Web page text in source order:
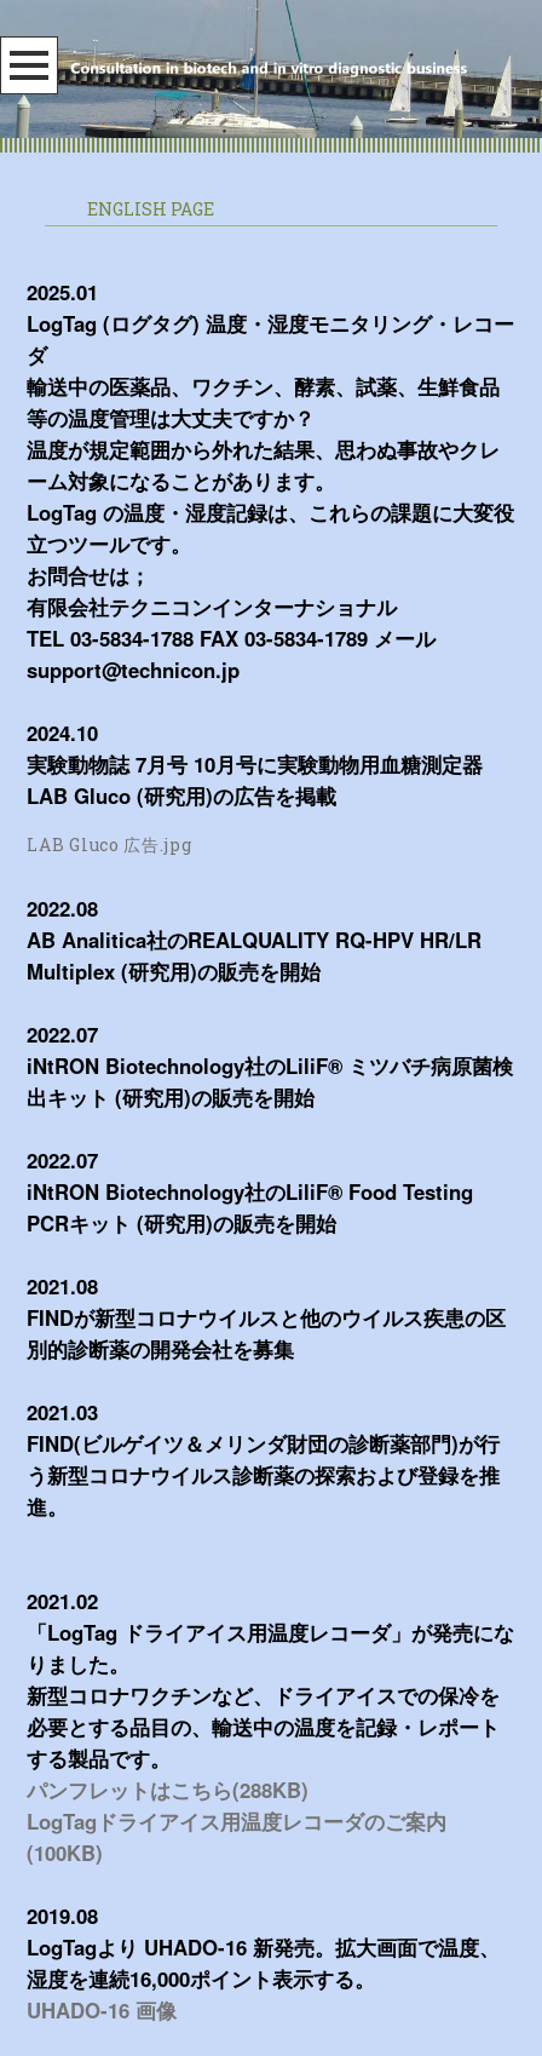
ENGLISH PAGE
2025.01
LogTag (ログタグ) 温度・湿度モニタリング・レコー
ダ
輸送中の医薬品、ワクチン、酵素、試薬、生鮮食品
等の温度管理は大丈夫ですか？
温度が規定範囲から外れた結果、思わぬ事故やクレ
ーム対象になることがあります。
LogTag の温度・湿度記録は、これらの課題に大変役
立つツールです。
お問合せは；
有限会社テクニコンインターナショナル
TEL 03-5834-1788 FAX 03-5834-1789 メール
support@technicon.jp
2024.10
実験動物誌 7月号 10月号に実験動物用血糖測定器
LAB Gluco (研究用)の広告を掲載
LAB Gluco 広告.jpg
2022.08
AB Analitica社のREALQUALITY RQ-HPV HR/LR
Multiplex (研究用)の販売を開始
2022.07
iNtRON Biotechnology社のLiliF® ミツバチ病原菌検
出キット (研究用)の販売を開始
2022.07
iNtRON Biotechnology社のLiliF® Food Testing
PCRキット (研究用)の販売を開始
2021.08
FINDが新型コロナウイルスと他のウイルス疾患の区
別的診断薬の開発会社を募集
2021.03
FIND(ビルゲイツ＆メリンダ財団の診断薬部門)が行
う新型コロナウイルス診断薬の探索および登録を推
進。
2021.02
「LogTag ドライアイス用温度レコーダ」が発売にな
りました。
新型コロナワクチンなど、ドライアイスでの保冷を
必要とする品目の、輸送中の温度を記録・レポート
する製品です。
パンフレットはこちら(288KB)
LogTagドライアイス用温度レコーダのご案内
(100KB)
2019.08
LogTagより UHADO-16 新発売。拡大画面で温度、
湿度を連続16,000ポイント表示する。
UHADO-16 画像